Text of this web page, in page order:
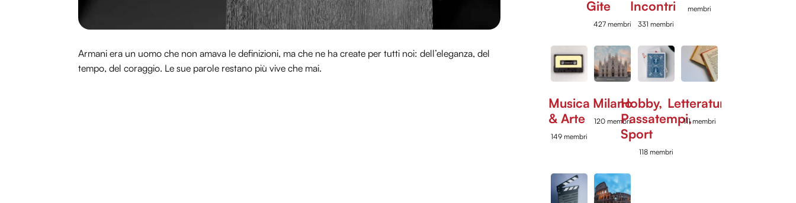
Armani era un uomo che non amava le definizioni, ma che ne ha create per tutti noi: dell’eleganza, del
tempo, del coraggio. Le sue parole restano più vive che mai.
Gite
427 membri
Incontri
331 membri
membri
Musica
& Arte
149 membri
Milano
120 membri
Hobby,
Passatempi,
Sport
118 membri
Letteratura
111 membri